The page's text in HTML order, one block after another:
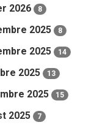
2026 8
2025 8
2025 14
2025 13
2025 15
2025 7